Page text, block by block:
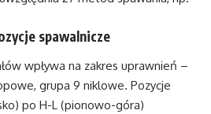
spawalnicze
wpływa na zakres uprawnień –
grupa 9 niklowe. Pozycje
po H-L (pionowo-góra)